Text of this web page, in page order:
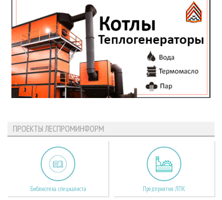
ПРОЕКТЫ ЛЕСПРОМИНФОРМ
Библиотека специалиста Предприятия ЛПК